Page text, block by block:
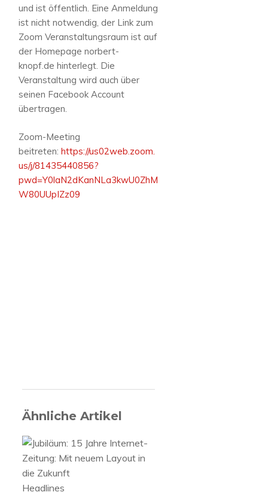
und ist öffentlich. Eine Anmeldung
ist nicht notwendig, der Link zum
Zoom Veranstaltungsraum ist auf
der Homepage norbert-
knopf.de hinterlegt. Die
Veranstaltung wird auch über
seinen Facebook Account
übertragen.
Zoom-Meeting
beitreten:https://us02web.zoom.
us/j/81435440856?
pwd=Y0laN2dKanNLa3kwU0ZhM
W80UUpIZz09
Ähnliche Artikel
Headlines